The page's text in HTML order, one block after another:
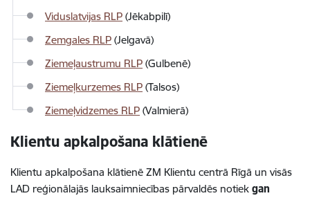
Viduslatvijas RLP (Jēkabpilī)
Zemgales RLP (Jelgavā)
Ziemeļaustrumu RLP (Gulbenē)
Ziemeļkurzemes RLP (Talsos)
Ziemeļvidzemes RLP (Valmierā)
Klientu apkalpošana klātienē
Klientu apkalpošana klātienē ZM Klientu centrā Rīgā un visās
LAD reģionālajās lauksaimniecības pārvaldēs notiek gan